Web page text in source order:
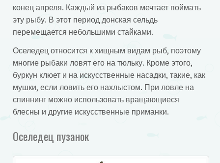
конец апреля. Каждый из рыбаков мечтает поймать
эту рыбу. В этот период донская сельдь
перемещается небольшими стайками.
Оселедец относится к хищным видам рыб, поэтому
многие рыбаки ловят его на тюльку. Кроме этого,
буркун клюет и на искусственные насадки, такие, как
мушки, если ловить его нахлыстом. При ловле на
спиннинг можно использовать вращающиеся
блесны и другие искусственные приманки.
Оселедец пузанок